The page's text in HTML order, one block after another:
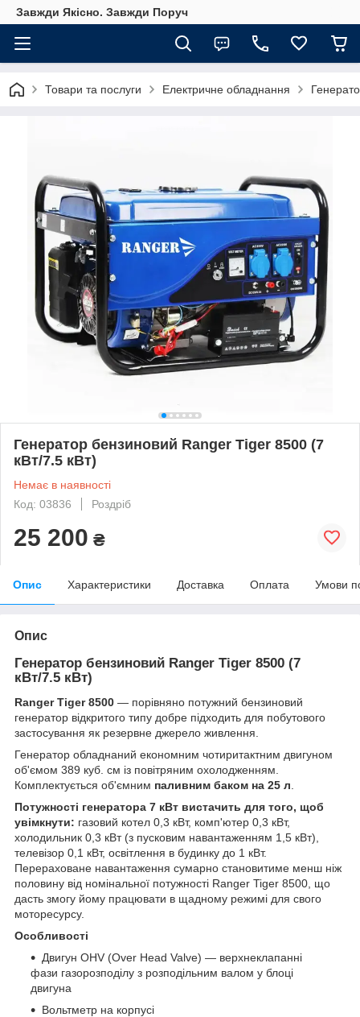
Завжди Якісно. Завжди Поруч
Товари та послуги Електричне обладнання
Генератор бензиновий Ranger Tiger 8500 (7
кВт/7.5 кВт)
Немає в наявності
Код: 03836
Роздріб
25 200 ₴
Опис Характеристики Доставка Оплата Умови
Опис
Генератор бензиновий Ranger Tiger 8500 (7
кВт/7.5 кВт)
Ranger Tiger 8500 — порівняно потужний бензиновий
генератор відкритого типу добре підходить для побутового
застосування як резервне джерело живлення.
Генератор обладнаний економним чотиритактним двигуном
об'ємом 389 куб. см із повітряним охолодженням.
Комплектується об'ємним паливним баком на 25 л
Потужності генератора 7 кВт вистачить для того, щоб
увімкнути: газовий котел 0,3 кВт, комп'ютер 0,3 кВт,
холодильник 0,3 кВт (з пусковим навантаженням 1,5 кВт),
телевізор 0,1 кВт, освітлення в будинку до 1 кВт.
Перераховане навантаження сумарно становитиме менш ніж
половину від номінальної потужності Ranger Tiger 8500, що
дасть змогу йому працювати в щадному режимі для свого
моторесурсу.
Особливості
Двигун OHV (Over Head Valve) — верхнеклапанні
фази газорозподілу з розподільним валом у блоці
двигуна
Вольтметр на корпусі